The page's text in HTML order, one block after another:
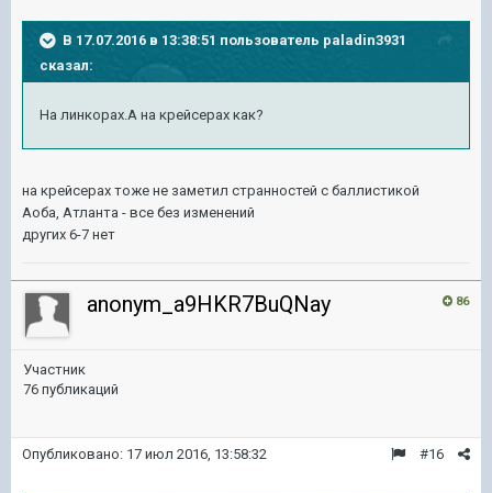
В 17.07.2016 в 13:38:51 пользователь paladin3931
сказал:
На линкорах.А на крейсерах как?
на крейсерах тоже не заметил странностей с баллистикой
Аоба, Атланта - все без изменений
других 6-7 нет
86
anonym_a9HKR7BuQNay
Участник
76 публикаций
#16
Опубликовано: 17 июл 2016, 13:58:32